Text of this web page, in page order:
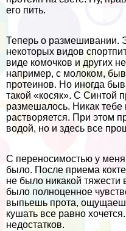
его пить.
Теперь о размешивании.
некоторых видов
виде комочков и других
например, с молоком,
протеинов. Но иногда
такой «косяк». С Синтой
размешалось. Никак
растворяется. При этом
водой, но и здесь все
С переносимостью у меня
было. После приема
не было никакой
было полноценное
выпьешь прота,
кушать все равно
недостатков.